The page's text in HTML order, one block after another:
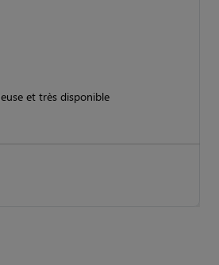
et très disponible